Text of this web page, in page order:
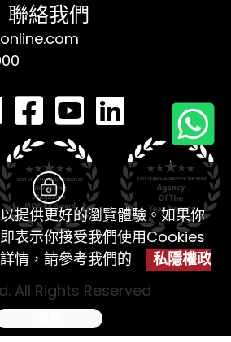
聯絡我們
All Rights Reserved
提供更好的瀏覽體驗。如果你
表示你接受我們使用Cookies
情，請參考我們的
私隱權政